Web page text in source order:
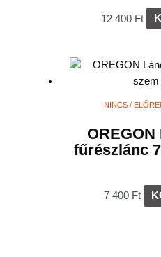
12 400 Ft
NINCS /
fűrészlánc
7 400 Ft